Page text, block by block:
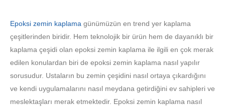
Epoksi zemin kaplama günümüzün en trend yer kaplama
çeşitlerinden biridir. Hem teknolojik bir ürün hem de dayanıklı bir
kaplama çeşidi olan epoksi zemin kaplama ile ilgili en çok merak
edilen konulardan biri de epoksi zemin kaplama nasıl yapılır
sorusudur. Ustaların bu zemin çeşidini nasıl ortaya çıkardığını
ve kendi uygulamalarını nasıl meydana getirdiğini ev sahipleri ve
meslektaşları merak etmektedir. Epoksi zemin kaplama nasıl